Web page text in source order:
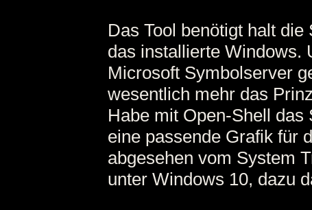
Das Tool benötigt halt
das installierte Windows.
Microsoft Symbolserver
wesentlich mehr das
Habe mit Open-Shell
eine passende Grafik für
abgesehen vom System
unter Windows 10, dazu